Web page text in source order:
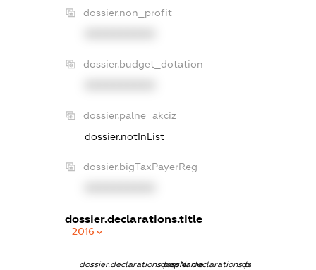
dossier.non_profit
dossier.budget_dotation
dossier.palne_akciz
dossier.notInList
dossier.bigTaxPayerReg
dossier.declarations.title
2016
dossier.declarations.pepNamedossier.declarations.personName